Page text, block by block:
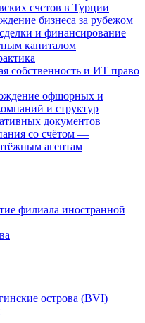
счетов в Турции
бизнеса за рубежом
и финансирование
капиталом
собственность и ИТ право
офшорных и
и структур
документов
со счётом —
агентам
филиала иностранной
острова (BVI)